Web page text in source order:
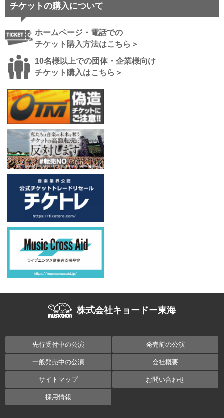
チケットの購入について
ホームページ・電話での
チケット購入方法はこちら＞
10名様以上での団体・企業様向け
チケット購入はこちら＞
株式会社キョードー東海
先行受付中の公演 発売前の公演
一般発売中の公演 会社概要
サイトマップ お問い合わせ
採用情報